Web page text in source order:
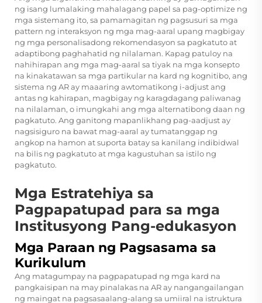
ng isang lumalaking mahalagang papel sa pag-optimize ng
mga sistemang ito, sa pamamagitan ng pagsusuri sa mga
pattern ng interaksyon ng mga mag-aaral upang magbigay
ng mga personalisadong rekomendasyon sa pagkatuto at
adaptibong paghahatid ng nilalaman. Kapag patuloy na
nahihirapan ang mga mag-aaral sa tiyak na mga konsepto
na kinakatawan sa mga partikular na kard ng kognitibo, ang
sistema ng AR ay maaaring awtomatikong i-adjust ang
antas ng kahirapan, magbigay ng karagdagang paliwanag
na nilalaman, o imungkahi ang mga alternatibong daan ng
pagkatuto. Ang ganitong mapanlikhang pag-aadjust ay
nagsisiguro na bawat mag-aaral ay tumatanggap ng
angkop na hamon at suporta batay sa kanilang indibidwal
na bilis ng pagkatuto at mga kagustuhan sa istilo ng
pagkatuto.
Mga Estratehiya sa
Pagpapatupad para sa mga
Institusyong Pang-edukasyon
Mga Paraan ng Pagsasama sa
Kurikulum
Ang matagumpay na pagpapatupad ng mga kard na
pangkaisipan na may pinalakas na AR ay nangangailangan
ng maingat na pagsasaalang-alang sa umiiral na istruktura